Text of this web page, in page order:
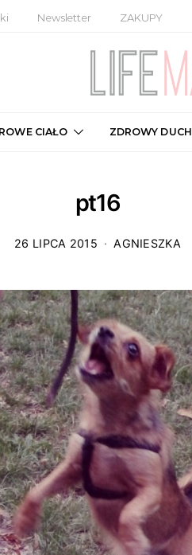
Newsletter ZAKUPY
CIAŁO ZDROWY DUCH
pt16
26 LIPCA 2015 AGNIESZKA